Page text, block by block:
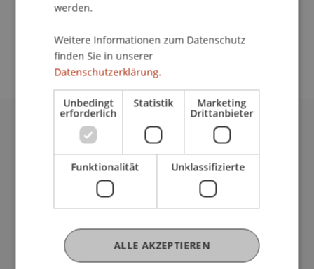
Studienmöglichkeiten auf einen Blick bietet die
Dornbirn mit dabei zu sein.
Universität Liechtenstein
Fürst-Franz-Josef-Strasse
9490 Vaduz
T +423 265 11 11
Fußzeile Rechtliche Hinweise
Rechtssammlung
Datenschutzerklärung
werden.
Weitere Informationen zum Datenschutz
finden Sie in unserer
Datenschutzerklärung.
Unbedingt
erforderlich
Statistik Marketing
Drittanbieter
Funktionalität Unklassifizierte
ALLE AKZEPTIEREN